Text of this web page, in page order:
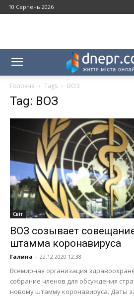
10 Серпень 2026
Головна Tags ВОЗ
Tag: ВОЗ
Світ
ВОЗ созывает
штамма коронавируса
Галина - 22.12.2020 12:38
Всемирная организация
собрание членов для обсуждения
новому штамму коронавируса. Даты